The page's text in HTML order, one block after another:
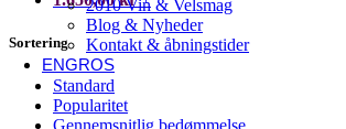
2010 Vin & Velsmag
Blog & Nyheder
Kontakt & åbningstider
ENGROS
Sortering
Standard
Popularitet